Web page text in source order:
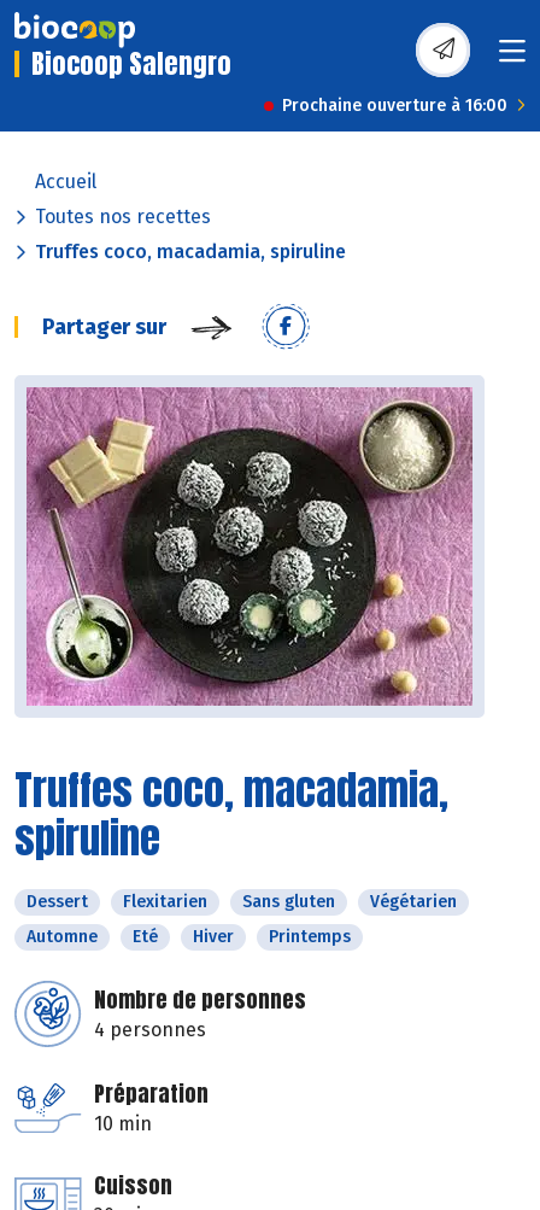
Biocoop Salengro
Prochaine ouverture à 16:00
Accueil
Toutes nos recettes
Truffes coco, macadamia, spiruline
Partager sur
Truffes coco, macadamia,
spiruline
Dessert Flexitarien Sans gluten
Végétarien
Automne
Eté Hiver Printemps
Nombre de personnes
4 personnes
Préparation
10 min
Cuisson